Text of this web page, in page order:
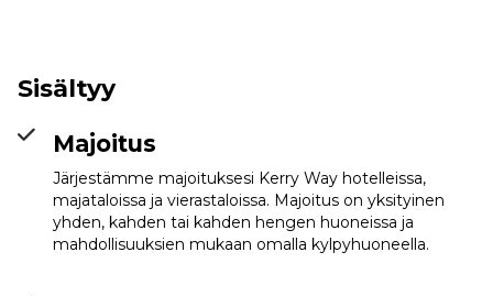
Sisältyy
Majoitus
Järjestämme majoituksesi Kerry Way hotelleissa,
majataloissa ja vierastaloissa. Majoitus on yksityinen
yhden, kahden tai kahden hengen huoneissa ja
mahdollisuuksien mukaan omalla kylpyhuoneella.